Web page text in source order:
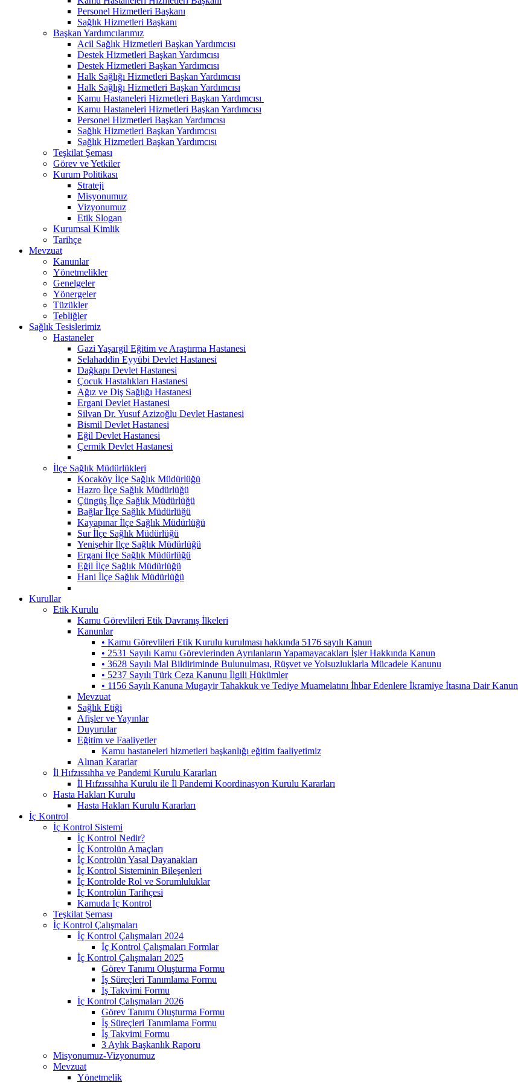
Personel Hizmetleri Başkanı
Sağlık Hizmetleri Başkanı
Başkan Yardımcılarımız
Acil Sağlık Hizmetleri Başkan Yardımcısı
Destek Hizmetleri Başkan Yardımcısı
Destek Hizmetleri Başkan Yardımcısı
Halk Sağlığı Hizmetleri Başkan Yardımcısı
Halk Sağlığı Hizmetleri Başkan Yardımcısı
Kamu Hastaneleri Hizmetleri Başkan Yardımcısı ​
Kamu Hastaneleri Hizmetleri Başkan Yardımcısı
Personel Hizmetleri Başkan Yardımcısı
Sağlık Hizmetleri Başkan Yardımcısı
Sağlık Hizmetleri Başkan Yardımcısı
Teşkilat Şeması
Görev ve Yetkiler
Kurum Politikası
Strateji
Misyonumuz
Vizyonumuz
Etik Slogan
Kurumsal Kimlik
Tarihçe
Mevzuat
Kanunlar
Yönetmelikler
Genelgeler
Yönergeler
Tüzükler
Tebliğler
Sağlık Tesislerimiz
Hastaneler
Gazi Yaşargil Eğitim ve Araştırma Hastanesi
Selahaddin Eyyübi Devlet Hastanesi
Dağkapı Devlet Hastanesi
Çocuk Hastalıkları Hastanesi
Ağız ve Diş Sağlığı Hastanesi
Ergani Devlet Hastanesi
Silvan Dr. Yusuf Azizoğlu Devlet Hastanesi
Bismil Devlet Hastanesi
Eğil Devlet Hastanesi
Çermik Devlet Hastanesi
İlçe Sağlık Müdürlükleri
Kocaköy İlçe Sağlık Müdürlüğü
Hazro İlçe Sağlık Müdürlüğü
Çüngüş İlçe Sağlık Müdürlüğü
Bağlar İlçe Sağlık Müdürlüğü
Kayapınar İlçe Sağlık Müdürlüğü
Sur İlçe Sağlık Müdürlüğü
Yenişehir İlçe Sağlık Müdürlüğü
Ergani İlçe Sağlık Müdürlüğü
Eğil İlçe Sağlık Müdürlüğü
Hani İlçe Sağlık Müdürlüğü
Kurullar
Etik Kurulu
Kamu Görevlileri Etik Davranış İlkeleri
Kanunlar
• Kamu Görevlileri Etik Kurulu kurulması hakkında 5176 sayılı Kanun
• 2531 Sayılı Kamu Görevlerinden Ayrılanların Yapamayacakları İşler Hakkında Kanun
• 3628 Sayılı Mal Bildiriminde Bulunulması, Rüşvet ve Yolsuzluklarla Mücadele Kanunu
• 5237 Sayılı Türk Ceza Kanunu İlgili Hükümler
• 1156 Sayılı Kanuna Mugayir Tahakkuk ve Tediye Muamelatını İhbar Edenlere İkramiye İtasına Dair Kanun
Mevzuat
Sağlık Etiği
Afişler ve Yayınlar
Duyurular
Eğitim ve Faaliyetler
Kamu hastaneleri hizmetleri başkanlığı eğitim faaliyetimiz
Alınan Kararlar
İl Hıfzıssıhha ve Pandemi Kurulu Kararları
İl Hıfzıssıhha Kurulu ile İl Pandemi Koordinasyon Kurulu Kararları
Hasta Hakları Kurulu
Hasta Hakları Kurulu Kararları
İç Kontrol
İç Kontrol Sistemi
İç Kontrol Nedir?
İç Kontrolün Amaçları
İç Kontrolün Yasal Dayanakları
İç Kontrol Sisteminin Bileşenleri
İç Kontrolde Rol ve Sorumluluklar
İç Kontrolün Tarihçesi
Kamuda İç Kontrol
Teşkilat Şeması
İç Kontrol Çalışmaları
İç Kontrol Çalışmaları 2024
İç Kontrol Çalışmaları Formlar
İç Kontrol Çalışmaları 2025
Görev Tanımı Oluşturma Formu
İş Süreçleri Tanımlama Formu
İş Takvimi Formu
İç Kontrol Çalışmaları 2026
Görev Tanımı Oluşturma Formu
İş Süreçleri Tanımlama Formu
İş Takvimi Formu
3 Aylık Başkanlık Raporu
Misyonumuz-Vizyonumuz
Mevzuat
Yönetmelik